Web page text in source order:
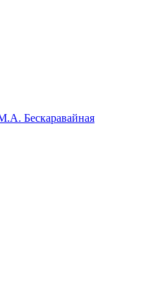
Бескаравайная